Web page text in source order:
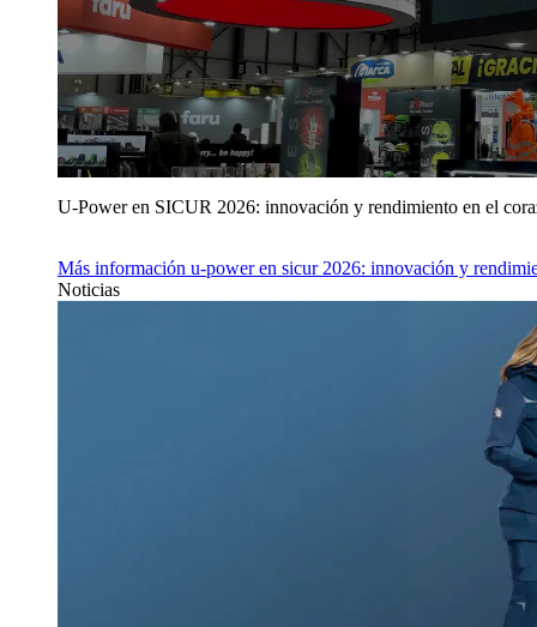
U‑Power en SICUR 2026: innovación y rendimiento en el
Más información u‑power en sicur 2026: innovación y
Noticias